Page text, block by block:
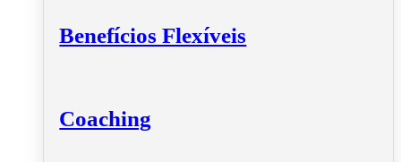
Benefícios Flexíveis
Coaching